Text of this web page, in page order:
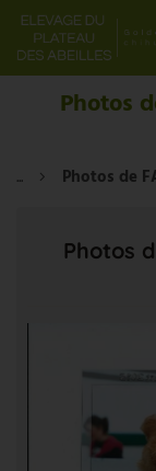
Photos
...
Photos